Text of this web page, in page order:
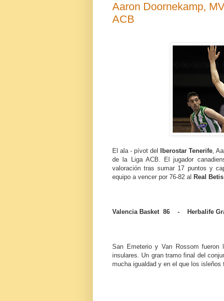
Aaron Doornekamp,
ACB
El ala - pívot del Iberostar Tenerife ,
de la Liga ACB. El jugador
valoración tras sumar 17 puntos y
equipo a vencer por 76-82 al Real
Valencia Basket 86 - Herbalife
San Emeterio y Van Rossom
insulares. Un gran tramo final del
mucha igualdad y en el que los isleños